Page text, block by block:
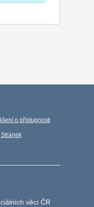
o přístupnosti
Stránek
věcí ČR